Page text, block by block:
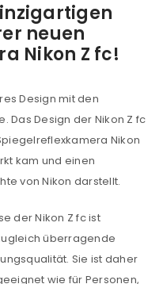
neuen
Nikon Z fc!
Design mit den
Das Design der Nikon Z fc
Nikon
kam und einen
von Nikon darstellt.
der Nikon Z fc ist
überragende
Sie ist daher
wie für Personen,